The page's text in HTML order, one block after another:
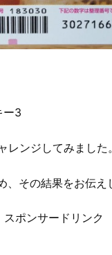
ー3
ンジしてみました。
その結果をお伝え
スポンサードリンク